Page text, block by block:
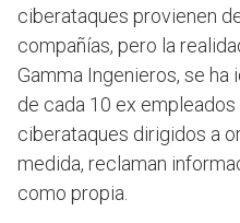
ciberataques provienen
compañías, pero la
Gamma Ingenieros, se
de cada 10 ex
ciberataques dirigidos a
medida, reclaman
como propia.